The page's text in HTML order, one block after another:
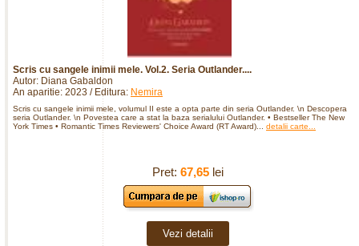
Scris cu sangele inimii mele. Vol.2. Seria Outlander....
Autor: Diana Gabaldon
An aparitie: 2023 / Editura: Nemira
Scris cu sangele inimii mele, volumul II este a opta parte din seria Outlander. \n Descopera
seria Outlander. \n Povestea care a stat la baza serialului Outlander. • Bestseller The New
York Times • Romantic Times Reviewers' Choice Award (RT Award)... detalii carte...
Pret: 67,65lei
Vezi detalii